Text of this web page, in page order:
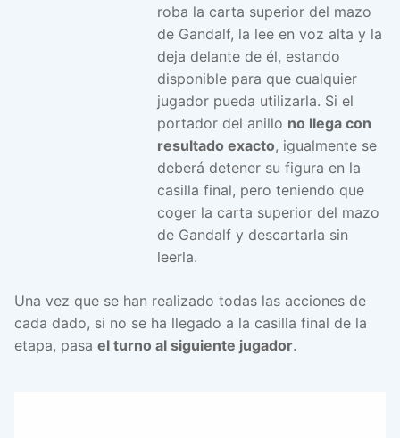
roba la carta superior del mazo
de Gandalf, la lee en voz alta y la
deja delante de él, estando
disponible para que cualquier
jugador pueda utilizarla. Si el
portador del anillo no llega con
resultado exacto, igualmente se
deberá detener su figura en la
casilla final, pero teniendo que
coger la carta superior del mazo
de Gandalf y descartarla sin
leerla.
Una vez que se han realizado todas las acciones de
cada dado, si no se ha llegado a la casilla final de la
etapa, pasa el turno al siguiente jugador.